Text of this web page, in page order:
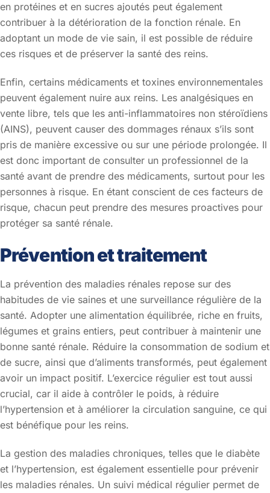
en protéines et en sucres ajoutés peut également
contribuer à la détérioration de la fonction rénale. En
adoptant un mode de vie sain, il est possible de réduire
ces risques et de préserver la santé des reins.
Enfin, certains médicaments et toxines environnementales
peuvent également nuire aux reins. Les analgésiques en
vente libre, tels que les anti-inflammatoires non stéroïdiens
(AINS), peuvent causer des dommages rénaux s’ils sont
pris de manière excessive ou sur une période prolongée. Il
est donc important de consulter un professionnel de la
santé avant de prendre des médicaments, surtout pour les
personnes à risque. En étant conscient de ces facteurs de
risque, chacun peut prendre des mesures proactives pour
protéger sa santé rénale.
Prévention et traitement
La prévention des maladies rénales repose sur des
habitudes de vie saines et une surveillance régulière de la
santé. Adopter une alimentation équilibrée, riche en fruits,
légumes et grains entiers, peut contribuer à maintenir une
bonne santé rénale. Réduire la consommation de sodium et
de sucre, ainsi que d’aliments transformés, peut également
avoir un impact positif. L’exercice régulier est tout aussi
crucial, car il aide à contrôler le poids, à réduire
l’hypertension et à améliorer la circulation sanguine, ce qui
est bénéfique pour les reins.
La gestion des maladies chroniques, telles que le diabète
et l’hypertension, est également essentielle pour prévenir
les maladies rénales. Un suivi médical régulier permet de